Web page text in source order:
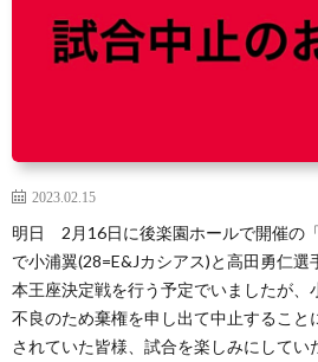
2023.02.15
明日 2月16日に後楽園ホールで開催の
で小浦翼(28=E&Jカシアス)と高田勇仁選
本王座決定戦を行う予定でいましたが、
不良のため棄権を申し出て中止すること
されていた皆様、試合を楽しみにしてい